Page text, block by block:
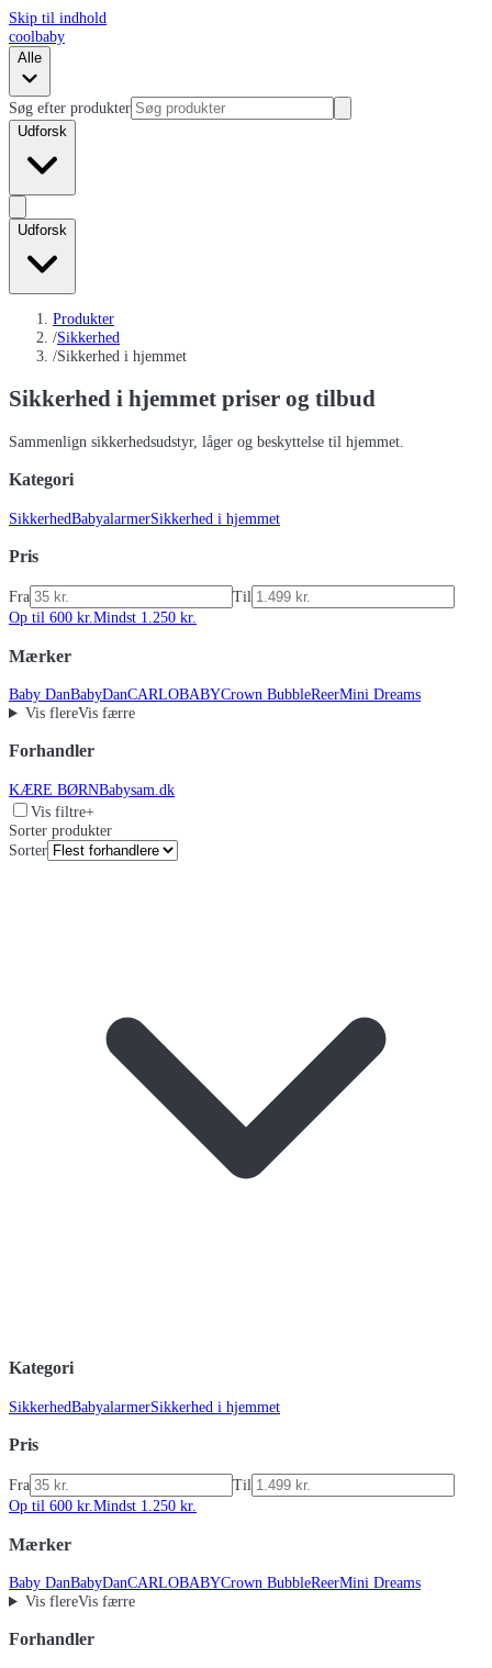
Skip til indhold
coolbaby
Alle
Søg efter produkter
Udforsk
Udforsk
Produkter
/Sikkerhed
/Sikkerhed i hjemmet
Sikkerhed i hjemmet priser og tilbud
Sammenlign sikkerhedsudstyr, låger og beskyttelse til hjemmet.
Kategori
SikkerhedBabyalarmerSikkerhed i hjemmet
Pris
Fra
Til
Op til 600 kr.Mindst 1.250 kr.
Mærker
Baby DanBabyDanCARLOBABYCrown BubbleReerMini Dreams
Vis flereVis færre
Forhandler
KÆRE BØRNBabysam.dk
Vis filtre+
Sorter produkter
Sorter
Kategori
SikkerhedBabyalarmerSikkerhed i hjemmet
Pris
Fra
Til
Op til 600 kr.Mindst 1.250 kr.
Mærker
Baby DanBabyDanCARLOBABYCrown BubbleReerMini Dreams
Vis flereVis færre
Forhandler